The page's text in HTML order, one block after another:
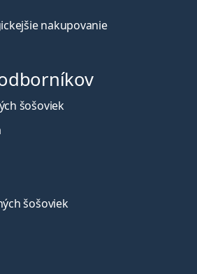
nakupovanie
šošoviek
šošoviek